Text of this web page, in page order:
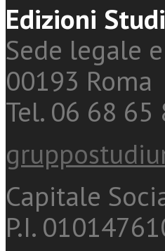
Edizioni
Sede legale
00193 Roma
Tel. 06 68 65
Capitale
P.I.